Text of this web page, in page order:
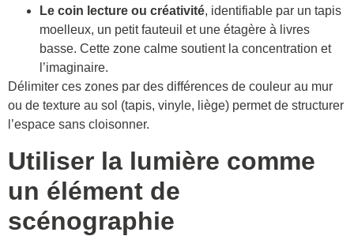
Le coin lecture ou créativité, identifiable par un tapis
moelleux, un petit fauteuil et une étagère à livres
basse. Cette zone calme soutient la concentration et
l’imaginaire.
Délimiter ces zones par des différences de couleur au mur
ou de texture au sol (tapis, vinyle, liège) permet de structurer
l’espace sans cloisonner.
Utiliser la lumière comme
un élément de
scénographie